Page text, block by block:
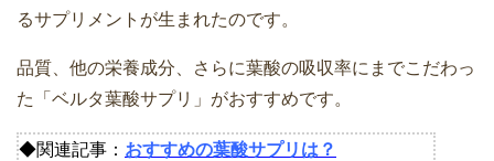
るサプリメントが生まれたのです。
品質、他の栄養成分、さらに葉酸の吸収率にまでこだわっ
た「ベルタ葉酸サプリ」がおすすめです。
◆関連記事： おすすめの葉酸サプリは？